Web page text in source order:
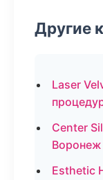
Другие
Laser
Center
Воронеж
Esthetic